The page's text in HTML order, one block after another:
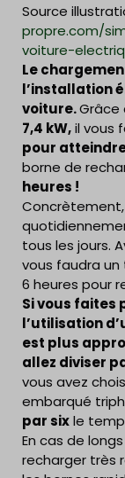
Source
propre.com/
voiture-
Le
l’installation
voiture.Grâce
7,4 kW,il vous
pour
borne de
heures !
Concrètement,
tous les jours.
vous faudra
6 heures pour
Si vous faites
l’utilisation
est plus
allez diviser
vous avez
embarqué
par sixle
En cas de
recharger très